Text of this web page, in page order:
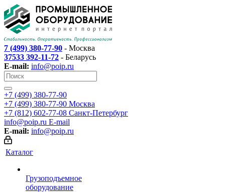
7 (499) 380-77-90 - Москва
37533 392-11-72 - Беларусь
E-mail: info@poip.ru
+7 (499) 380-77-90
+7 (499) 380-77-90 Москва
+7 (812) 602-77-08 Санкт-Петербург
info@poip.ru E-mail
E-mail: info@poip.ru
Каталог
Грузоподъемное
оборудование